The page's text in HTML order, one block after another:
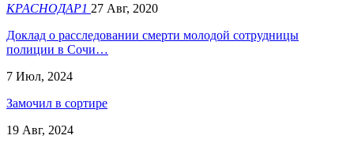
КРАСНОДАР1 27 Авг, 2020
​Доклад о расследовании смерти молодой сотрудницы
полиции в Сочи…
7 Июл, 2024
Замочил в сортире
19 Авг, 2024